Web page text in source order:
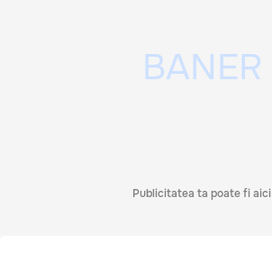
Publicitatea ta poate fi aici